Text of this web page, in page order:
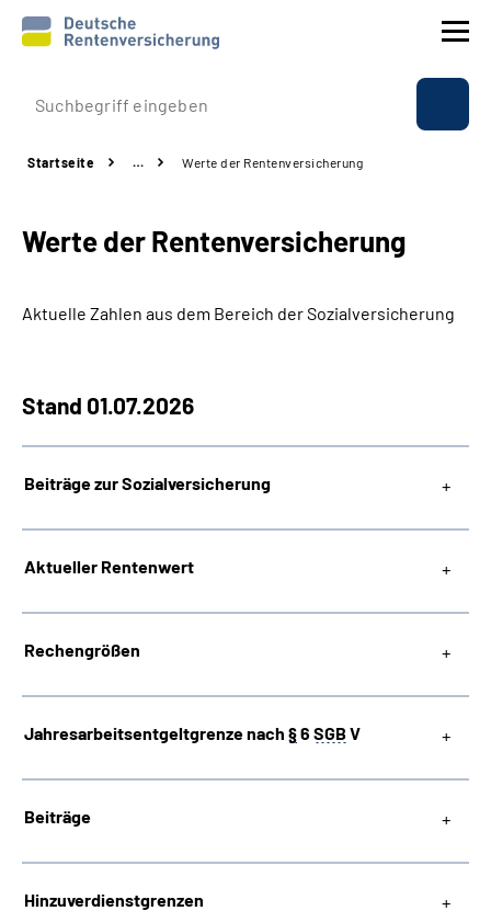
Prävention
Rente
Beratung & Kontakt
Online-Services
Inhalte in Gebärdensprache (DGS)
Startseite … Werte der Rentenversicherung
Werte der Rentenversicherung
Aktuelle Zahlen aus dem Bereich der Sozialversicherung
Stand 01.07.2026
Beiträge zur Sozialversicherung
Aktueller Rentenwert
Rechengrößen
Jahresarbeitsentgeltgrenze nach §6 SGB V
Beiträge
Hinzuverdienstgrenzen